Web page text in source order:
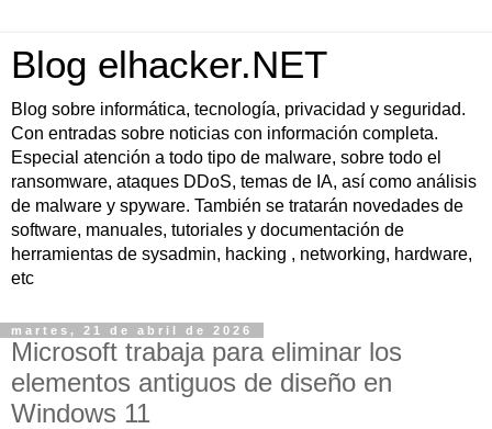
Blog elhacker.NET
Blog sobre informática, tecnología, privacidad y seguridad.
Con entradas sobre noticias con información completa.
Especial atención a todo tipo de malware, sobre todo el
ransomware, ataques DDoS, temas de IA, así como análisis
de malware y spyware. También se tratarán novedades de
software, manuales, tutoriales y documentación de
herramientas de sysadmin, hacking , networking, hardware,
etc
martes, 21 de abril de 2026
Microsoft trabaja para eliminar los
elementos antiguos de diseño en
Windows 11